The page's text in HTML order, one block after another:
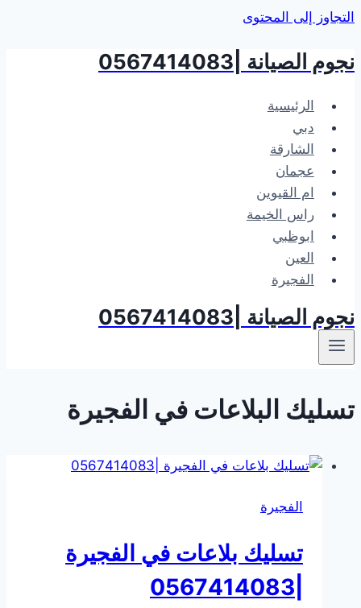
التجاوز إلى المحتوى
نجوم الصيانة |0567414083
الرئيسية
دبي
الشارقة
عجمان
ام القيوين
راس الخيمة
ابوظبي
العين
الفجيرة
نجوم الصيانة |0567414083
تسليك البلاعات في الفجيرة
الفجيرة
تسليك بلاعات في الفجيرة